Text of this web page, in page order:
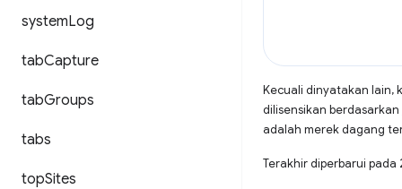
systemLog
tabCapture
tabGroups
tabs
topSites
Kecuali dinyatakan lain,
dilisensikan berdasarkan
adalah merek dagang
Terakhir diperbarui pada